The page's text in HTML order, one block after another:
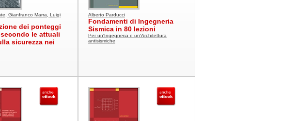
Gianfranco Marra, Luigi
dei ponteggi
le attuali
sicurezza nei
Alberto Parducci
Fondamenti di Ingegneria
Sismica in 80 lezioni
Per un'Ingegneria e un'Architettura
antisismiche